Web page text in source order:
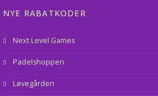
NYE RABATKODER
Next Level Games
Padelshoppen
Løvegården